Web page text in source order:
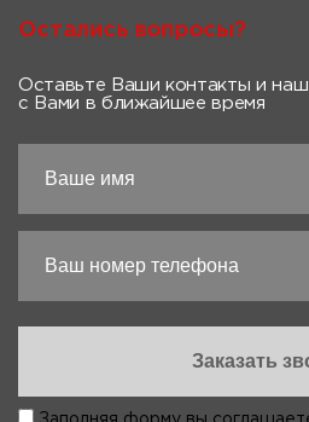
Остались вопросы?
Оставьте Ваши контакты и
с Вами в ближайшее время